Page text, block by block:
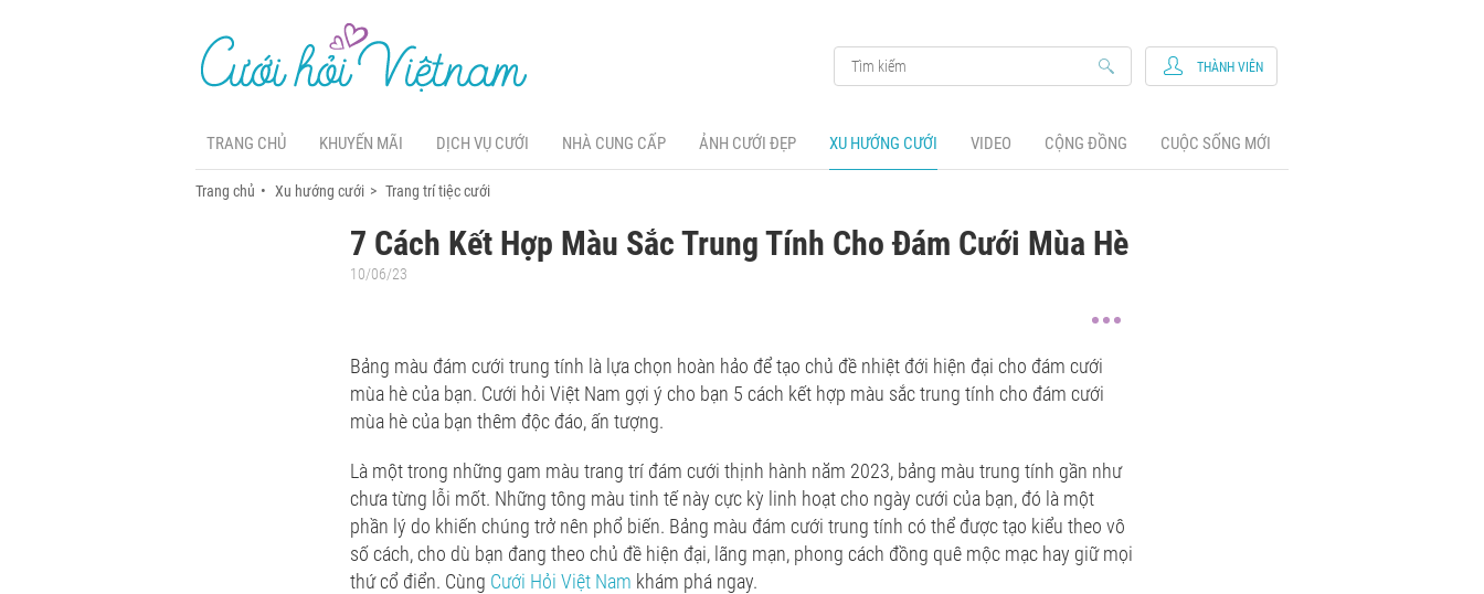
TRANG CHỦ KHUYẾN MÃI DỊCH VỤ CƯỚI NHÀ CUNG CẤP ẢNH CƯỚI ĐẸP XU HƯỚNG CƯỚI VIDEO CỘNG ĐỒNG CUỘC SỐNG MỚI
THÀNH VIÊN
Trang chủ Xu hướng cưới Trang trí tiệc cưới
7 Cách Kết Hợp Màu Sắc Trung Tính Cho Đám Cưới Mùa Hè
10/06/23
Bảng màu đám cưới trung tính là lựa chọn hoàn hảo để tạo chủ đề nhiệt đới hiện đại cho đám cưới
mùa hè của bạn. Cưới hỏi Việt Nam gợi ý cho bạn 5 cách kết hợp màu sắc trung tính cho đám cưới
mùa hè của bạn thêm độc đáo, ấn tượng.
Là một trong những gam màu trang trí đám cưới thịnh hành năm 2023, bảng màu trung tính gần như
chưa từng lỗi mốt. Những tông màu tinh tế này cực kỳ linh hoạt cho ngày cưới của bạn, đó là một
phần lý do khiến chúng trở nên phổ biến. Bảng màu đám cưới trung tính có thể được tạo kiểu theo vô
số cách, cho dù bạn đang theo chủ đề hiện đại, lãng mạn, phong cách đồng quê mộc mạc hay giữ mọi
thứ cổ điển. Cùng Cưới Hỏi Việt Nam khám phá ngay.